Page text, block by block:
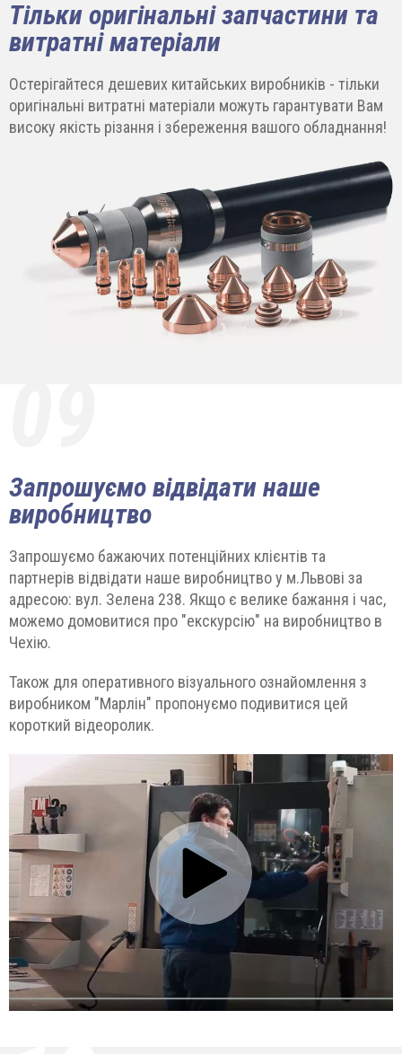
Тільки оригінальні запчастини та
витратні матеріали
Остерігайтеся дешевих китайських виробників - тільки
оригінальні витратні матеріали можуть гарантувати Вам
високу якість різання і збереження вашого обладнання!
Запрошуємо відвідати наше
виробництво
Запрошуємо бажаючих потенційних клієнтів та
партнерів відвідати наше виробництво у м.Львові за
адресою: вул. Зелена 238. Якщо є велике бажання і час,
можемо домовитися про "екскурсію" на виробництво в
Чехію.
Також для оперативного візуального ознайомлення з
виробником "Марлін" пропонуємо подивитися цей
короткий відеоролик.